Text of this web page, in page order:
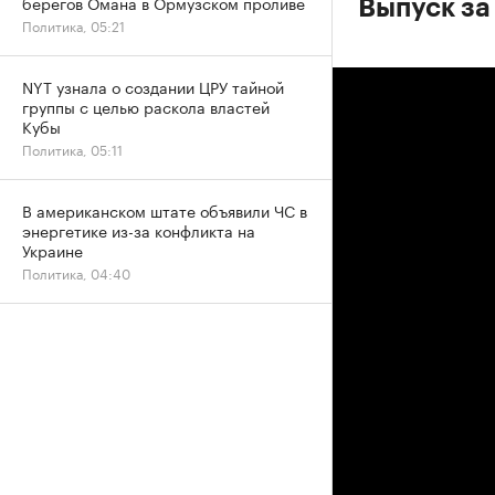
Выпуск
Политика, 05:21
NYT узнала о создании ЦРУ тайной
группы с целью раскола властей
Кубы
Политика, 05:11
В американском штате объявили ЧС в
энергетике из-за конфликта на
Украине
Политика, 04:40